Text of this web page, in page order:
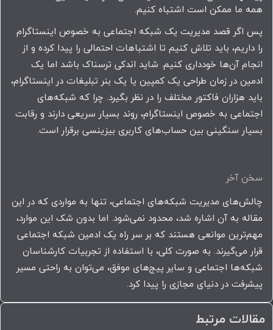
همه ما ممکن است اشتباه کنیم.
پس اگر قصد مدیریت یک شبکه اجتماعی به خصوص اینستاگرام
را داریم، باید تلاش کنیم تا اشتباهات احتمالی را پیدا کرده و از
انجام آن‌ها خودداری کنیم. شاید اندکی ترسناک باشد اما یک
ادمین در زمان طراحی یک کمپین یا یک بنر تبلیغات در اینستاگرام،
باید هزاران فاکتور مختلف را در نظر بگیرد. چرا که شبکه‌های
اجتماعی به خصوص اینستاگرام، روند بسیار سریعی دارند و رقابت
بسیار سنگینی بین حساب‌های کاربری بیزینسی برقرار است.
سخن آخر
چالش‌های مدیریت شبکه‌های اجتماعی، تنها به مواردی که در این
مقاله به آن اشاره شد، محدود نمی‌شود. اما بدون شک این موارد،
مهم‌ترین موانعی هستند که بر سر راه یک ادمین شبکه اجتماعی
قرار می‌گیرند. به صورت کلی، با استفاده از تجربیات کارشناسان
شبکه‌ها اجتماعی و سایر پیج‌های موفق، می‌توان به راحتی مسیر
پیشرفت در دنیای مجازی را پیدا کرد.
مقالات مرتبط